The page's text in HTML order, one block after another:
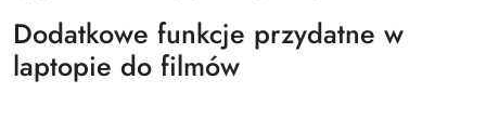
Dodatkowe funkcje przydatne w
laptopie do filmów